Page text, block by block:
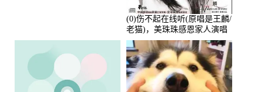
(0)伤不起在线听(原唱是王麟/
老猫)，美珠珠感恩家人演唱
点播:80218次